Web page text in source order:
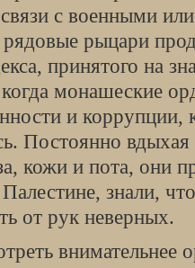
с военными
рыцари
принятого на
монашеские
и коррупции,
Постоянно
кожи и пота, они
знали,
от рук неверных.
внимательнее